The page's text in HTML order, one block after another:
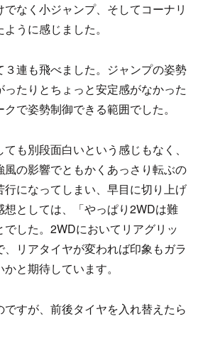
なく小ジャンプ、そしてコーナリ
うに感じました。
連も飛べました。ジャンプの姿勢
たりとちょっと安定感がなかった
で姿勢制御できる範囲でした。
も別段面白いという感じもなく、
風の影響でともかくあっさり転ぶの
行になってしまい、早目に切り上げ
想としては、「やっぱり2WDは難
でした。2WDにおいてリアグリッ
リアタイヤが変われば印象もガラ
と期待しています。
すが、前後タイヤを入れ替えたら